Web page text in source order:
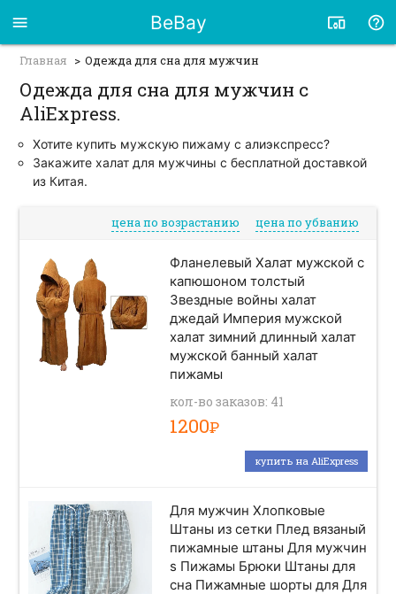
BeBay
Главная Одежда для сна для мужчин
Одежда для сна для мужчин с
AliExpress.
Хотите купить мужскую пижаму с алиэкспресс?
Закажите халат для мужчины с бесплатной доставкой
из Китая.
цена по возрастанию цена по убванию
Фланелевый Халат мужской с
капюшоном толстый
Звездные войны халат
джедай Империя мужской
халат зимний длинный халат
мужской банный халат
пижамы
кол-во заказов: 41
1200Р
купить на AliExpress
Для мужчин Хлопковые
Штаны из сетки Плед вязаный
пижамные штаны Для мужчин
s Пижамы Брюки Штаны для
сна Пижамные шорты для Для